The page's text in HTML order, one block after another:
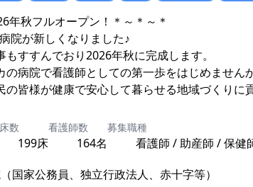
年秋フルオープン！＊～＊～＊
院が新しくなりました♪
もすすんでおり2026年秋に完成します。
の病院で看護師としての第一歩をはじめません
の皆様が健康で安心して暮らせる地域づくり
数
199床
看護師数
164名
募集職種
看護師 / 助産師 / 保健
国家公務員、独立行政法人、赤十字等）